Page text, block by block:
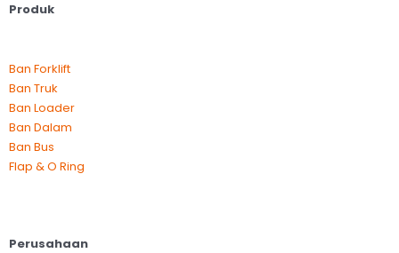
Produk
Ban Forklift
Ban Truk
Ban Loader
Ban Dalam
Ban Bus
Flap & O Ring
Perusahaan